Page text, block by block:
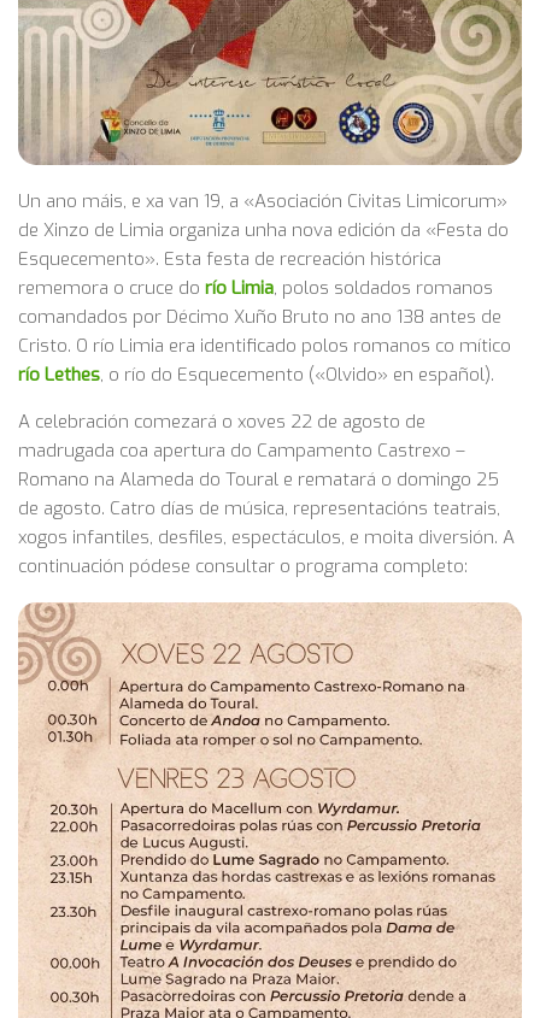
Un ano máis, e xa van 19, a «Asociación Civitas Limicorum»
de Xinzo de Limia organiza unha nova edición da «Festa do
Esquecemento». Esta festa de recreación histórica
rememora o cruce do río Limia, polos soldados romanos
comandados por Décimo Xuño Bruto no ano 138 antes de
Cristo. O río Limia era identificado polos romanos co mítico
río Lethes, o río do Esquecemento («Olvido» en español).
A celebración comezará o xoves 22 de agosto de
madrugada coa apertura do Campamento Castrexo –
Romano na Alameda do Toural e rematará o domingo 25
de agosto. Catro días de música, representacións teatrais,
xogos infantiles, desfiles, espectáculos, e moita diversión. A
continuación pódese consultar o programa completo: